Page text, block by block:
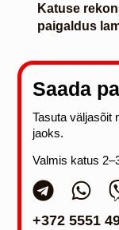
Katuse
paigaldus
Saada
Tasuta väljasõit
jaoks.
Valmis katus
+372 5551